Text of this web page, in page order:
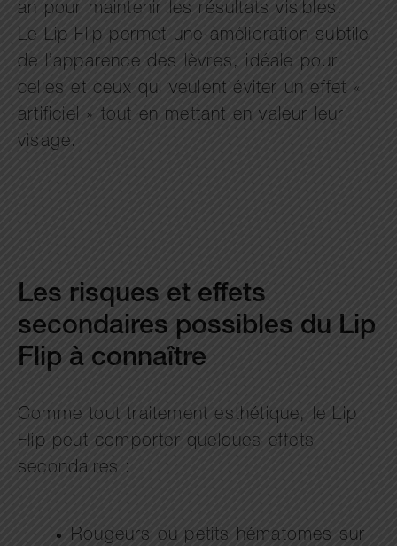
an pour maintenir les résultats visibles.
Le Lip Flip permet une amélioration subtile
de l’apparence des lèvres, idéale pour
celles et ceux qui veulent éviter un effet «
artificiel » tout en mettant en valeur leur
visage.
Les risques et effets
secondaires possibles du Lip
Flip à connaître
Comme tout traitement esthétique, le Lip
Flip peut comporter quelques effets
secondaires :
Rougeurs ou petits hématomes sur